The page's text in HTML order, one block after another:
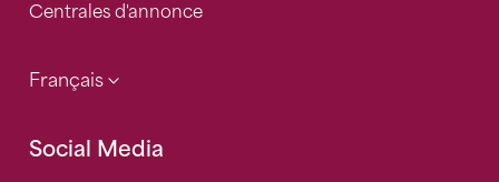
Centrales d'annonce
Français
Social Media